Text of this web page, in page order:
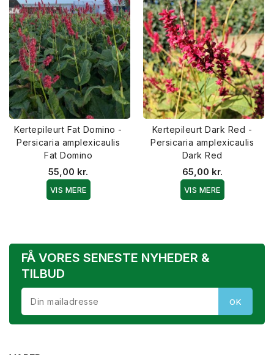
Kertepileurt Fat Domino -
Persicaria amplexicaulis
Fat Domino
55,00 kr.
VIS MERE
Kertepileurt Dark Red -
Persicaria amplexicaulis
Dark Red
65,00 kr.
VIS MERE
FÅ VORES SENESTE NYHEDER &
TILBUD